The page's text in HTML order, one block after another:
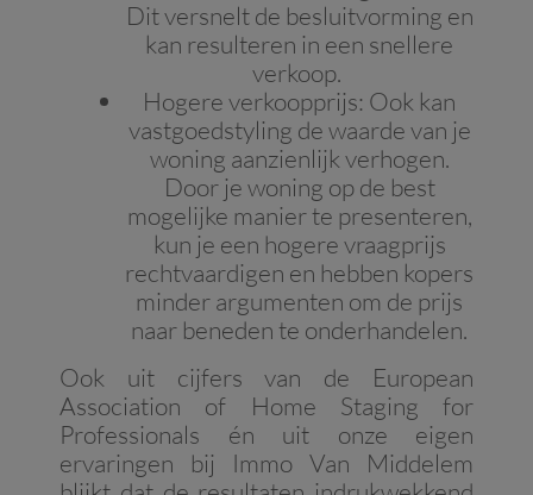
Dit versnelt de besluitvorming en
kan resulteren in een snellere
verkoop.
Hogere verkoopprijs: Ook kan
vastgoedstyling de waarde van je
woning aanzienlijk verhogen.
Door je woning op de best
mogelijke manier te presenteren,
kun je een hogere vraagprijs
rechtvaardigen en hebben kopers
minder argumenten om de prijs
naar beneden te onderhandelen.
Ook uit cijfers van de European
Association of Home Staging for
Professionals én uit onze eigen
ervaringen bij Immo Van Middelem